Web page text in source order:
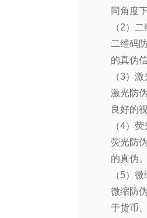
同角度
（2）二
二维码
的真伪
（3）激
激光防
良好的
（4）荧
荧光防
的真伪
（5）微
微缩防
于货币